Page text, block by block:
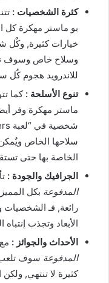
كثرة الشخصيات :
بو ماستر مهكرة كل
خيارات كثيرة, وكٌل
للاندرويد هجوم كٌل
تنوع الأسلحة : كما
ماستر مهكرة وفر
سلاحها الخاص
الخاصة بها حتى
الجرافيك والجودة :
المدفوعة بكل
رائعة, فـ الشخصيات
الأبعاد وتجذب
الأحداث والجوائز :
المدفوعة سوف
كثيرة لا تنتهي,